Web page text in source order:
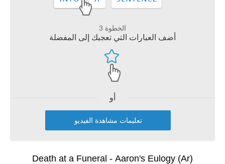
الخطوة 3
أضف العبارات التي تعجبك إلى المفضلة
أو
تعليمات مشاهدة الفيديو
Death at a Funeral - Aaron's Eulogy (Ar)